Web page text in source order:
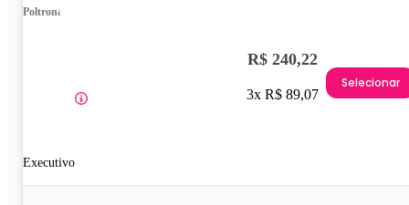
Poltrona
Executivo
R$ 240,22
3x R$ 89,07
Selecionar